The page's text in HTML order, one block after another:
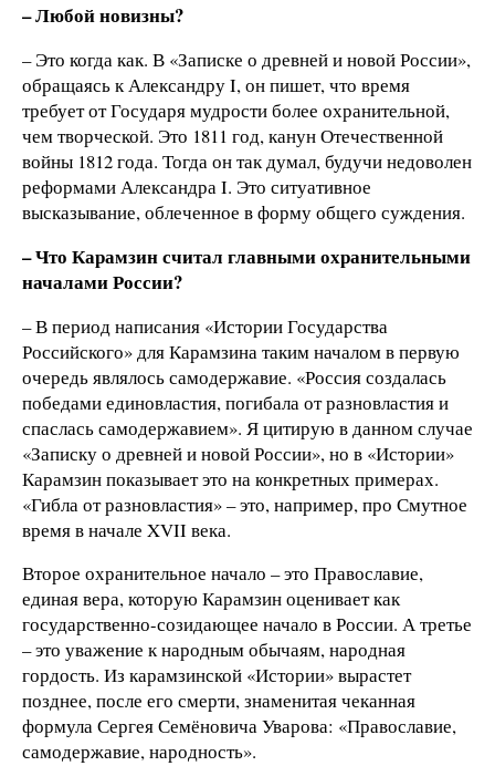
– Любой новизны?
– Это когда как. В «Записке о древней и новой России»,
обращаясь к Александру I, он пишет, что время
требует от Государя мудрости более охранительной,
чем творческой. Это 1811 год, канун Отечественной
войны 1812 года. Тогда он так думал, будучи недоволен
реформами Александра I. Это ситуативное
высказывание, облеченное в форму общего суждения.
– Что Карамзин считал главными охранительными
началами России?
– В период написания «Истории Государства
Российского» для Карамзина таким началом в первую
очередь являлось самодержавие. «Россия создалась
победами единовластия, погибала от разновластия и
спаслась самодержавием». Я цитирую в данном случае
«Записку о древней и новой России», но в «Истории»
Карамзин показывает это на конкретных примерах.
«Гибла от разновластия» – это, например, про Смутное
время в начале XVII века.
Второе охранительное начало – это Православие,
единая вера, которую Карамзин оценивает как
государственно-созидающее начало в России. А третье
– это уважение к народным обычаям, народная
гордость. Из карамзинской «Истории» вырастет
позднее, после его смерти, знаменитая чеканная
формула Сергея Семёновича Уварова: «Православие,
самодержавие, народность».